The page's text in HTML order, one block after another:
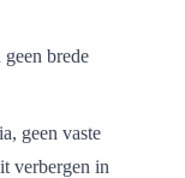
brede
geen vaste
verbergen in